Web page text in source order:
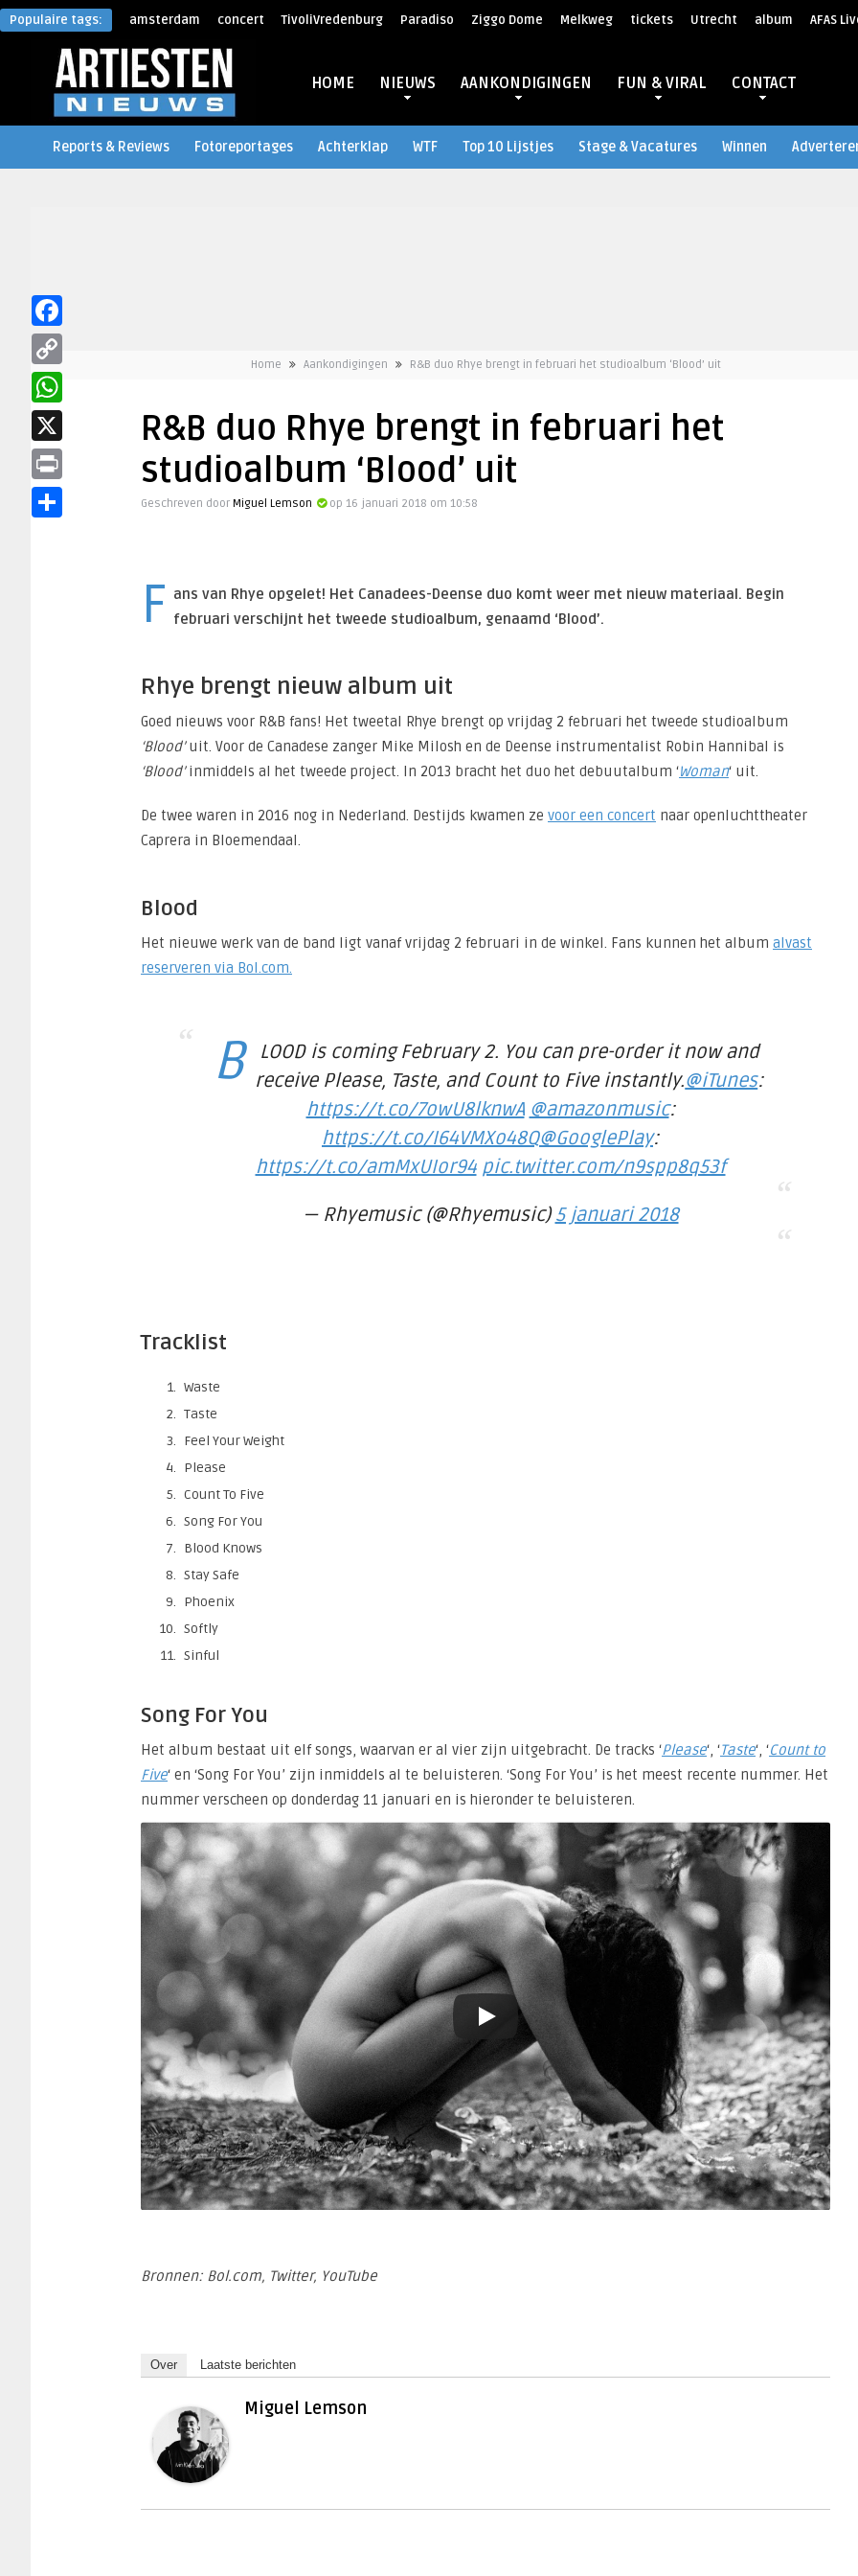
Populaire tags: amsterdam concert TivoliVredenburg Paradiso Ziggo Dome Melkweg tickets Utrecht album AFAS
HOME NIEUWS AANKONDIGINGEN FUN & VIRAL CONTACT
Reports & Reviews Fotoreportages Achterklap WTF Top 10 Lijstjes Stage & Vacatures Winnen
Home Aankondigingen R&B duo Rhye brengt in februari het studioalbum ‘Blood’ uit
R&B duo Rhye brengt in februari het
studioalbum ‘Blood’ uit
Geschreven door Miguel Lemson op 16 januari 2018 om 10:58
F ans van Rhye opgelet! Het Canadees-Deense duo komt weer met nieuw materiaal. Begin
februari verschijnt het tweede studioalbum, genaamd ‘Blood’.
Rhye brengt nieuw album uit
Goed nieuws voor R&B fans! Het tweetal Rhye brengt op vrijdag 2 februari het tweede studioalbum
‘Blood’uit. Voor de Canadese zanger Mike Milosh en de Deense instrumentalist Robin Hannibal is
‘Blood’inmiddels al het tweede project. In 2013 bracht het duo het debuutalbum ‘Woman‘ uit.
De twee waren in 2016 nog in Nederland. Destijds kwamen ze voor een concert naar openluchttheater
Caprera in Bloemendaal.
Blood
Het nieuwe werk van de band ligt vanaf vrijdag 2 februari in de winkel. Fans kunnen het album alvast
reserveren via Bol.com.
B
LOOD is coming February 2. You can pre-order it now and
receive Please, Taste, and Count to Five instantly.@iTunes:
https://t.co/7owU8lknwA @amazonmusic:
https://t.co/I64VMXo48Q@GooglePlay:
https://t.co/amMxUIor94 pic.twitter.com/n9spp8q53f
— Rhyemusic (@Rhyemusic)5 januari 2018
Tracklist
Waste
Taste
Feel Your Weight
Please
Count To Five
Song For You
Blood Knows
Stay Safe
Phoenix
Softly
Sinful
Song For You
Het album bestaat uit elf songs, waarvan er al vier zijn uitgebracht. De tracks ‘Please‘, ‘Taste‘, ‘Count to
Five‘ en ‘Song For You’ zijn inmiddels al te beluisteren. ‘Song For You’ is het meest recente nummer. Het
nummer verscheen op donderdag 11 januari en is hieronder te beluisteren.
Bronnen: Bol.com, Twitter, YouTube
Over Laatste berichten
Miguel Lemson
Facebook
Copy
Link
WhatsApp
X
Print